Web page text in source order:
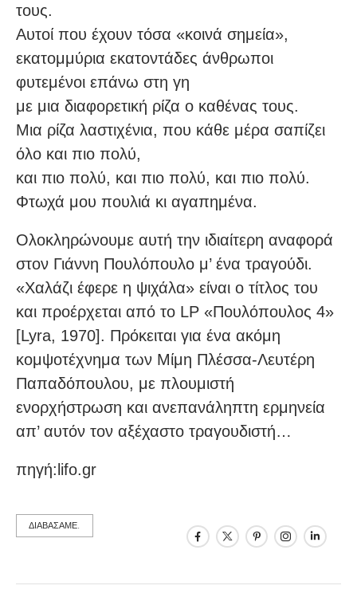
τους.
Αυτοί που έχουν τόσα «κοινά σημεία»,
εκατομμύρια εκατοντάδες άνθρωποι
φυτεμένοι επάνω στη γη
με μια διαφορετική ρίζα ο καθένας τους.
Μια ρίζα λαστιχένια, που κάθε μέρα σαπίζει
όλο και πιο πολύ,
και πιο πολύ, και πιο πολύ, και πιο πολύ.
Φτωχά μου πουλιά κι αγαπημένα.
Ολοκληρώνουμε αυτή την ιδιαίτερη αναφορά
στον Γιάννη Πουλόπουλο μ’ ένα τραγούδι.
«Χαλάζι έφερε η ψιχάλα» είναι ο τίτλος του
και προέρχεται από το LP «Πουλόπουλος 4»
[Lyra, 1970]. Πρόκειται για ένα ακόμη
κομψοτέχνημα των Μίμη Πλέσσα-Λευτέρη
Παπαδόπουλου, με πλουμιστή
ενορχήστρωση και ανεπανάληπτη ερμηνεία
απ’ αυτόν τον αξέχαστο τραγουδιστή…
πηγή:lifo.gr
ΔΙΑΒΑΣΑΜΕ.